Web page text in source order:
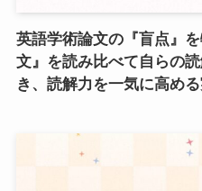
英語学術論文の『盲点』
文』を読み比べて自らの
き、読解力を一気に高め